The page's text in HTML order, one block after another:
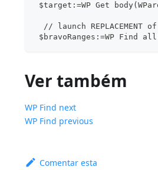
$target:=WP Get
// launch
$bravoRanges:=WP Find
Ver também
WP Find next
WP Find previous
Comentar esta